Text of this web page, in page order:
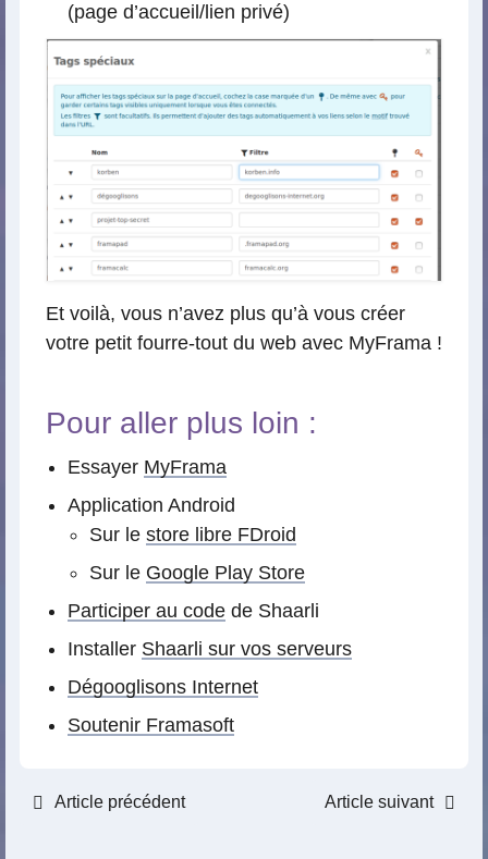
(page d’accueil/lien privé)
Et voilà, vous n’avez plus qu’à vous créer
votre petit fourre-tout du web avec MyFrama !
Pour aller plus loin :
Essayer MyFrama
Application Android
Sur le store libre FDroid
Sur le Google Play Store
Participer au code de Shaarli
Installer Shaarli sur vos serveurs
Dégooglisons Internet
Soutenir Framasoft
Article précédent Article suivant